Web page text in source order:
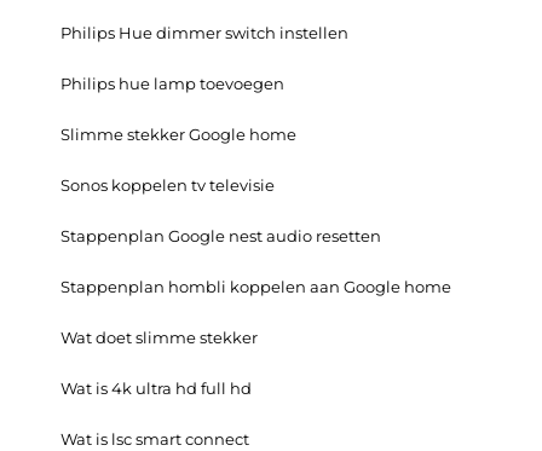
Philips Hue dimmer switch instellen
Philips hue lamp toevoegen
Slimme stekker Google home
Sonos koppelen tv televisie
Stappenplan Google nest audio resetten
Stappenplan hombli koppelen aan Google home
Wat doet slimme stekker
Wat is 4k ultra hd full hd
Wat is lsc smart connect